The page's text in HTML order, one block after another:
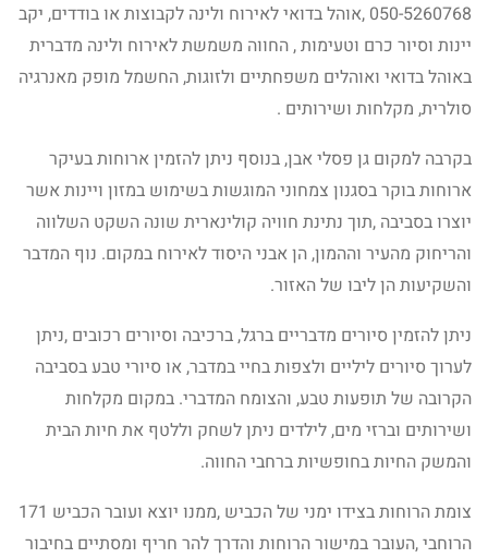
050-5260768 ,אוהל בדואי לאירוח ולינה לקבוצות או בודדים, יקב
יינות וסיור כרם וטעימות , החווה משמשת לאירוח ולינה מדברית
באוהל בדואי ואוהלים משפחתיים ולזוגות, החשמל מופק מאנרגיה
סולרית, מקלחות ושירותים .
בקרבה למקום גן פסלי אבן, בנוסף ניתן להזמין ארוחות בעיקר
ארוחות בוקר בסגנון צמחוני המוגשות בשימוש במזון ויינות אשר
יוצרו בסביבה ,תוך נתינת חוויה קולינארית שונה השקט השלווה
והריחוק מהעיר וההמון, הן אבני היסוד לאירוח במקום. נוף המדבר
והשקיעות הן ליבו של האזור.
ניתן להזמין סיורים מדבריים ברגל, ברכיבה וסיורים רכובים ,ניתן
לערוך סיורים ליליים ולצפות בחיי במדבר, או סיורי טבע בסביבה
הקרובה של תופעות טבע, והצומח המדברי. במקום מקלחות
ושירותים וברזי מים, לילדים ניתן לשחק וללטף את חיות הבית
והמשק החיות בחופשיות ברחבי החווה.
צומת הרוחות בצידו ימני של הכביש ,ממנו יוצא ועובר הכביש 171
הרוחבי ,העובר במישור הרוחות והדרך להר חריף ומסתיים בחיבור